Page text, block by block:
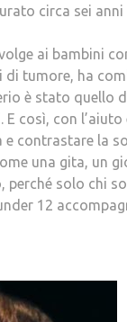
circa sei
ai bambini
di tumore, ha
è stato quello
così, con
e contrastare la
una gita, un
solo chi
12